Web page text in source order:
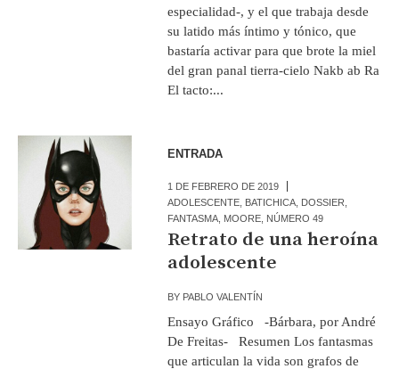
especialidad-, y el que trabaja desde
su latido más íntimo y tónico, que
bastaría activar para que brote la miel
del gran panal tierra-cielo Nakb ab Ra
El tacto:...
ENTRADA
1 DE FEBRERO DE 2019
ADOLESCENTE BATICHICA DOSSIER
FANTASMA MOORE NÚMERO 49
Retrato de una heroína
adolescente
BY PABLO VALENTÍN
Ensayo Gráfico -Bárbara, por André
De Freitas- Resumen Los fantasmas
que articulan la vida son grafos de